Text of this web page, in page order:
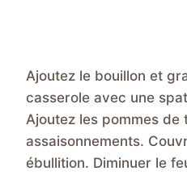
Ajoutez le bouillon et
casserole avec une
Ajoutez les pommes de
assaisonnements.
ébullition. Diminuer le